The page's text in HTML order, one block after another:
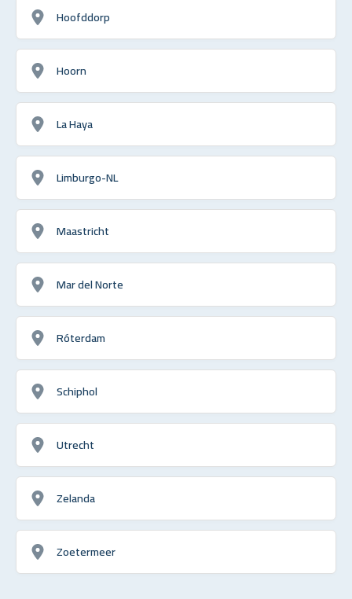
Hoofddorp
Hoorn
La Haya
Limburgo-NL
Maastricht
Mar del Norte
Róterdam
Schiphol
Utrecht
Zelanda
Zoetermeer